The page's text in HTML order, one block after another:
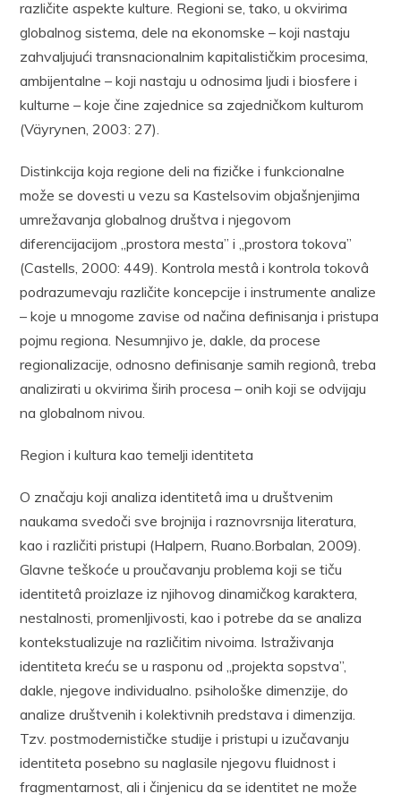
različite aspekte kulture. Regioni se, tako, u okvirima
globalnog sistema, dele na ekonomske – koji nastaju
zahvaljujući transnacionalnim kapitalističkim procesima,
ambijentalne – koji nastaju u odnosima ljudi i biosfere i
kulturne – koje čine zajednice sa zajedničkom kulturom
(Väyrynen, 2003: 27).
Distinkcija koja regione deli na fizičke i funkcionalne
može se dovesti u vezu sa Kastelsovim objašnjenjima
umrežavanja globalnog društva i njegovom
diferencijacijom „prostora mesta” i „prostora tokova”
(Castells, 2000: 449). Kontrola mestâ i kontrola tokovâ
podrazumevaju različite koncepcije i instrumente analize
– koje u mnogome zavise od načina definisanja i pristupa
pojmu regiona. Nesumnjivo je, dakle, da procese
regionalizacije, odnosno definisanje samih regionâ, treba
analizirati u okvirima širih procesa – onih koji se odvijaju
na globalnom nivou.
Region i kultura kao temelji identiteta
O značaju koji analiza identitetâ ima u društvenim
naukama svedoči sve brojnija i raznovrsnija literatura,
kao i različiti pristupi (Halpern, Ruano.Borbalan, 2009).
Glavne teškoće u proučavanju problema koji se tiču
identitetâ proizlaze iz njihovog dinamičkog karaktera,
nestalnosti, promenljivosti, kao i potrebe da se analiza
kontekstualizuje na različitim nivoima. Istraživanja
identiteta kreću se u rasponu od „projekta sopstva”,
dakle, njegove individualno. psihološke dimenzije, do
analize društvenih i kolektivnih predstava i dimenzija.
Tzv. postmodernističke studije i pristupi u izučavanju
identiteta posebno su naglasile njegovu fluidnost i
fragmentarnost, ali i činjenicu da se identitet ne može